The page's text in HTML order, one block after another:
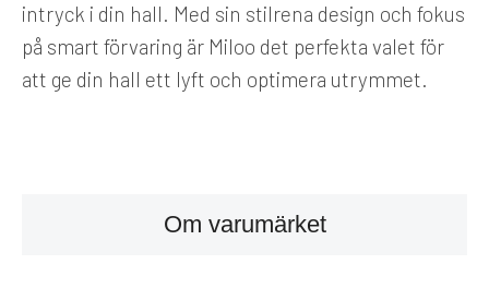
Om varumärket
intryck i din hall. Med sin stilrena design och fokus
på smart förvaring är Miloo det perfekta valet för
att ge din hall ett lyft och optimera utrymmet.